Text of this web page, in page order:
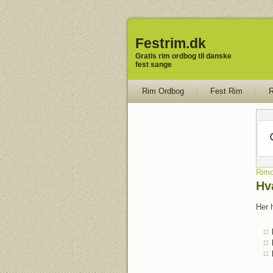
Festrim.dk
Gratis rim ordbog til danske
fest sange
Rim Ordbog Fest Rim
Her